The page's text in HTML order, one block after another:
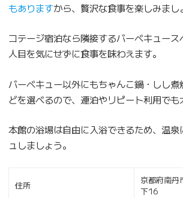
もありますから、贅沢な食事を楽しみまし
コテージ宿泊なら隣接するバーベキュース
人目を気にせずに食事を味わえます。
バーベキュー以外にもちゃんこ鍋・しし
どを選べるので、連泊やリピート利用でも
本館の浴場は自由に入浴できるため、温
ュしましょう。
住所
京都府南丹
下16